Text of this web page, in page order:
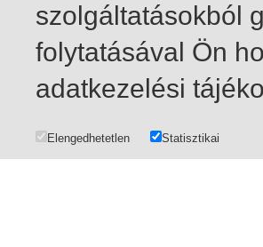
1-20 / total 32 hit
szolgáltatásokból
folytatásával Ön
adatkezelési
Elengedhetetlen Statisztikai